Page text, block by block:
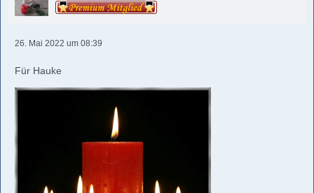
26. Mai 2022 um 08:39
Für Hauke